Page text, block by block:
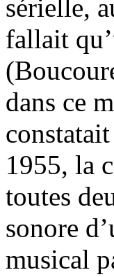
sérielle,
fallait
dans ce
1955, la
toutes
sonore
musical